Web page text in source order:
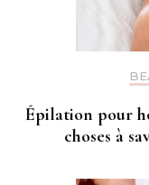
Épilation pour
choses à